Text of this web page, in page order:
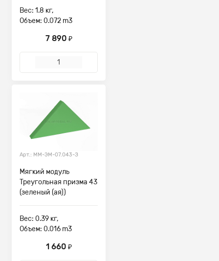
Вес: 1.8 кг,
Объем: 0.072 m3
7 890 ₽
Арт.: ММ-ЭМ-07.043-З
Мягкий модуль
Треугольная призма 43
(зеленый (ая))
Вес: 0.39 кг,
Объем: 0.016 m3
1 660 ₽